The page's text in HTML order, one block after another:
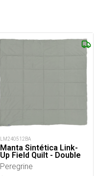
LM240512BA
Manta Sintética Link-
Up Field Quilt - Double
Peregrine